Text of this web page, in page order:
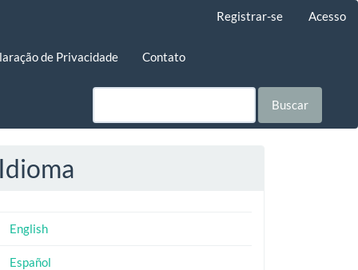
Registrar-se Acesso
de Privacidade Contato
Buscar
Idioma
English
Español